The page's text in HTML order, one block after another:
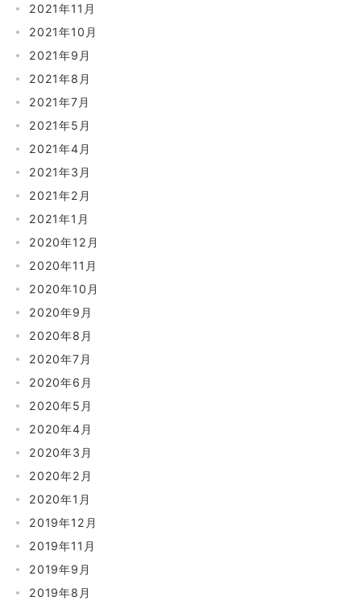
2021年11月
2021年10月
2021年9月
2021年8月
2021年7月
2021年5月
2021年4月
2021年3月
2021年2月
2021年1月
2020年12月
2020年11月
2020年10月
2020年9月
2020年8月
2020年7月
2020年6月
2020年5月
2020年4月
2020年3月
2020年2月
2020年1月
2019年12月
2019年11月
2019年9月
2019年8月